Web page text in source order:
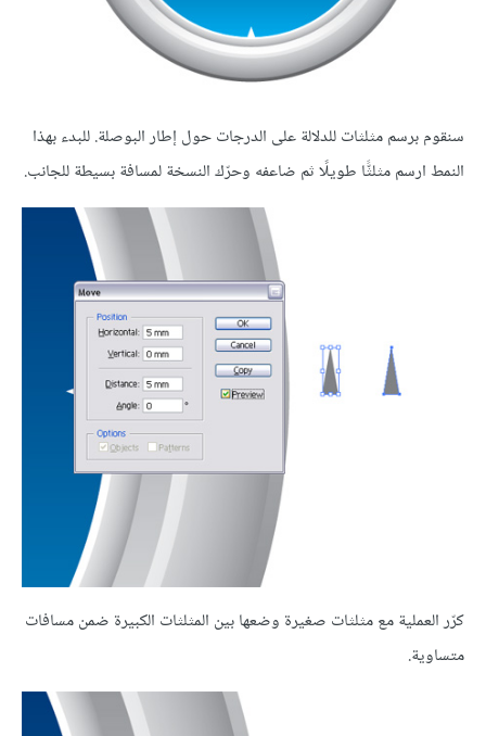
سنقوم برسم مثلثات للدلالة على الدرجات حول إطار البوصلة. للبدء بهذا
النمط ارسم مثلثًّا طويلًا ثم ضاعفه وحرّك النسخة لمسافة بسيطة للجانب.
كرّر العملية مع مثلثات صغيرة وضعها بين المثلثات الكبيرة ضمن مسافات
متساوية.